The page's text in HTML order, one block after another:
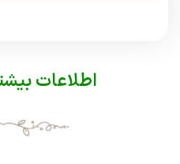
اطلاعات